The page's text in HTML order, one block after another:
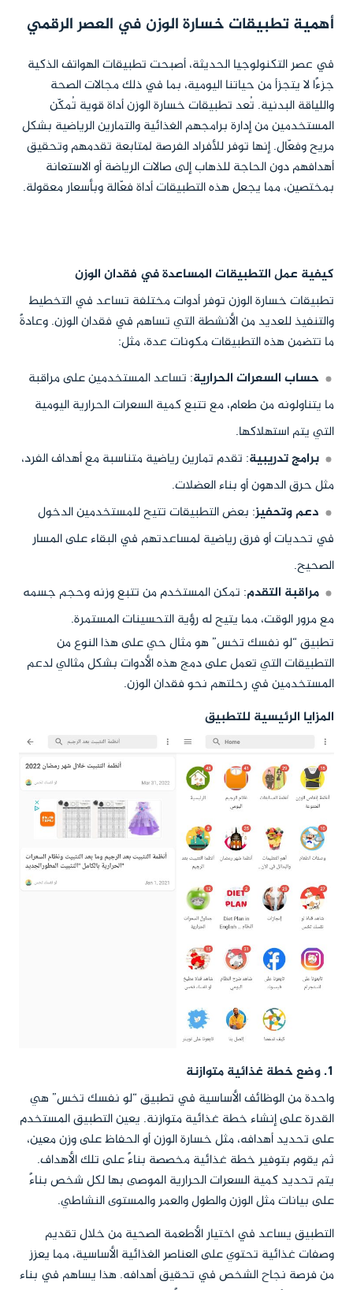
أهمية تطبيقات خسارة الوزن في العصر الرقمي
في عصر التكنولوجيا الحديثة، أصبحت تطبيقات الهواتف الذكية
جزءًا لا يتجزأ من حياتنا اليومية، بما في ذلك مجالات الصحة
واللياقة البدنية. تُعد تطبيقات خسارة الوزن أداة قوية تُمكّن
المستخدمين من إدارة برامجهم الغذائية والتمارين الرياضية بشكل
مريح وفعّال. إنها توفر للأفراد الفرصة لمتابعة تقدمهم وتحقيق
أهدافهم دون الحاجة للذهاب إلى صالات الرياضة أو الاستعانة
بمختصين، مما يجعل هذه التطبيقات أداة فعّالة وبأسعار معقولة.
كيفية عمل التطبيقات المساعدة في فقدان الوزن
تطبيقات خسارة الوزن توفر أدوات مختلفة تساعد في التخطيط
والتنفيذ للعديد من الأنشطة التي تساهم في فقدان الوزن. وعادةً
ما تتضمن هذه التطبيقات مكونات عدة، مثل:
حساب السعرات الحرارية: تساعد المستخدمين على مراقبة
ما يتناولونه من طعام، مع تتبع كمية السعرات الحرارية اليومية
التي يتم استهلاكها.
برامج تدريبية: تقدم تمارين رياضية متناسبة مع أهداف الفرد،
مثل حرق الدهون أو بناء العضلات.
دعم وتحفيز: بعض التطبيقات تتيح للمستخدمين الدخول
في تحديات أو فرق رياضية لمساعدتهم في البقاء على المسار
الصحيح.
مراقبة التقدم: تمكن المستخدم من تتبع وزنه وحجم جسمه
مع مرور الوقت، مما يتيح له رؤية التحسينات المستمرة.
تطبيق “لو نفسك تخس” هو مثال حي على هذا النوع من
التطبيقات التي تعمل على دمج هذه الأدوات بشكل مثالي لدعم
المستخدمين في رحلتهم نحو فقدان الوزن.
المزايا الرئيسية للتطبيق
1. وضع خطة غذائية متوازنة
واحدة من الوظائف الأساسية في تطبيق “لو نفسك تخس” هي
القدرة على إنشاء خطة غذائية متوازنة. يعين التطبيق المستخدم
على تحديد أهدافه، مثل خسارة الوزن أو الحفاظ على وزن معين،
ثم يقوم بتوفير خطة غذائية مخصصة بناءً على تلك الأهداف.
يتم تحديد كمية السعرات الحرارية الموصى بها لكل شخص بناءً
على بيانات مثل الوزن والطول والعمر والمستوى النشاطي.
التطبيق يساعد في اختيار الأطعمة الصحية من خلال تقديم
وصفات غذائية تحتوي على العناصر الغذائية الأساسية، مما يعزز
من فرصة نجاح الشخص في تحقيق أهدافه. هذا يساهم في بناء